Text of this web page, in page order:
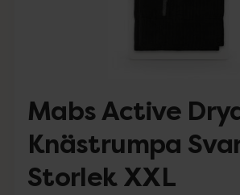
Mabs Active
Knästrumpa
Storlek XXL